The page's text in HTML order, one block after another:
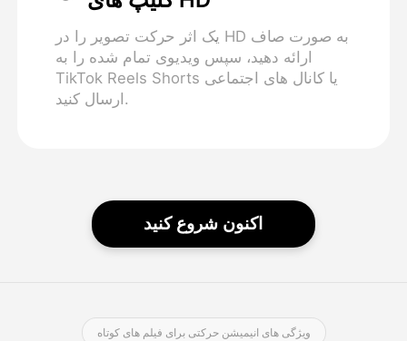
یک اثر حرکت تصویر را در HD به صورت صاف
ارائه دهید، سپس ویدیوی تمام شده را به
TikTok Reels Shorts یا کانال های اجتماعی
ارسال کنید.
اکنون شروع کنید
ویژگی های انیمیشن حرکتی برای فیلم های کوتاه